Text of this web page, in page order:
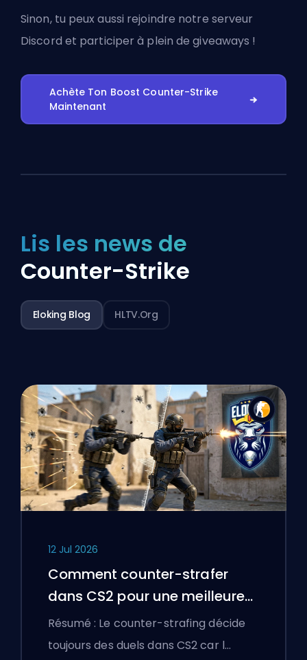
Sinon, tu peux aussi rejoindre notre serveur
Discord et participer à plein de giveaways !
Achète Ton Boost Counter-Strike
Maintenant
Lis les news de
Counter-Strike
Eloking Blog HLTV.org
12 Jul 2026
Comment counter-strafer
dans CS2 pour une meilleure
précision
Résumé : Le counter-strafing décide
toujours des duels dans CS2 car l…